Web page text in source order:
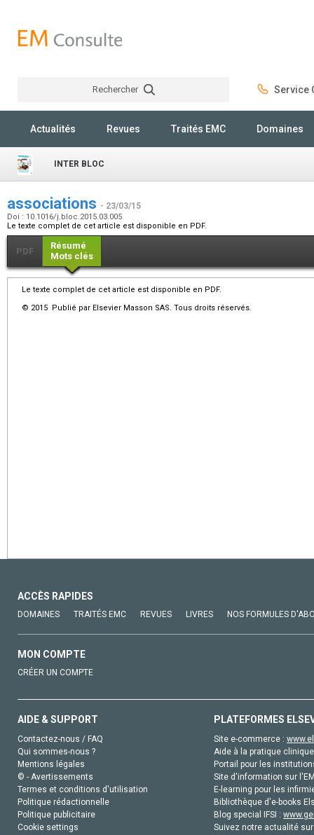
Rechercher Service
Actualités Revues Traités EMC Domaines
INTER BLOC
associations - 23/03/15
Doi : 10.1016/j.bloc.2015.03.005
Le texte complet de cet article est disponible en PDF.
PDF
Résumé
Mots clés
Le texte complet de cet article est disponible en PDF.
© 2015 Publié par Elsevier Masson SAS. Tous droits réservés.
ACCÈS RAPIDES
DOMAINES TRAITÉS EMC REVUES LIVRES NOS FORMULES
MON COMPTE
CRÉER UN COMPTE
AIDE & SUPPORT
Contactez-nous / FAQ
Qui sommes-nous ?
Mentions légales
© - Avertissements
Termes et conditions d'utilisation
Politique rédactionnelle
Politique publicitaire
Cookie settings
PLATEFORMES
Site e-commerce :
Aide à la pratique
Portail pour les
Site d'information sur
E-learning pour les
Bibliothèque d'e-books
Blog special IFSI :
Suivez notre actualité